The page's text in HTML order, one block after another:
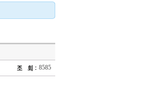
8585